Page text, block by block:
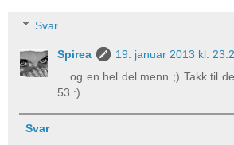
Svar
Spirea
19. januar 2013 kl.
....og en hel del menn ;) Takk til
53 :)
Svar